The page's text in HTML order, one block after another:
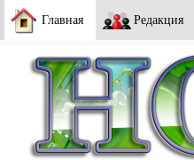
Главная Редакция